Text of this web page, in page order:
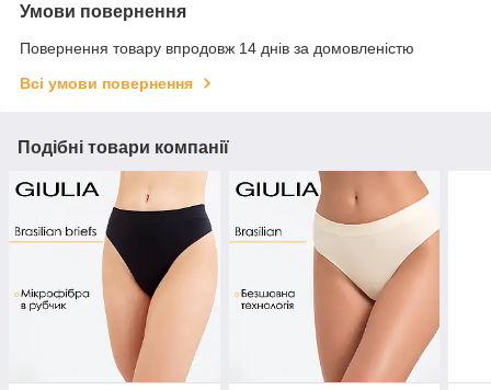
Умови повернення
Повернення товару впродовж 14 днів за домовленістю
Всі умови повернення
Подібні товари компанії